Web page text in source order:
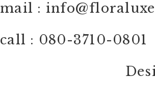
mail :
call : 080-3710-0801